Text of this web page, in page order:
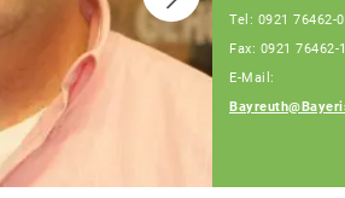
Tel: 0921 76462-0
Fax: 0921 76462-
E-Mail: